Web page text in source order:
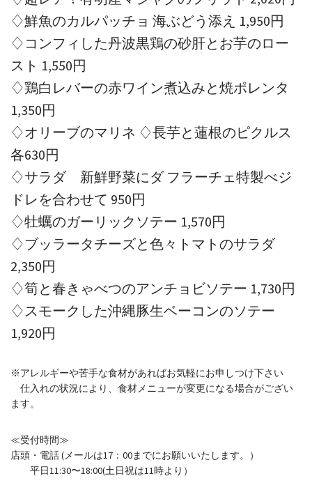
♢鮮魚のカルパッチョ 海ぶどう添え 1,950円
♢コンフィした丹波黒鶏の砂肝とお芋のロー
スト 1,550円
♢鶏白レバーの赤ワイン煮込みと焼ポレンタ
1,350円
♢オリーブのマリネ ♢長芋と蓮根のピクルス
各630円
♢サラダ 新鮮野菜にダ フラーチェ特製べジ
ドレを合わせて 950円
♢牡蠣のガーリックソテー 1,570円
♢ブッラータチーズと色々トマトのサラダ
2,350円
♢筍と春きゃべつのアンチョビソテー 1,730円
♢スモークした沖縄豚生ベーコンのソテー
1,920円
※アレルギーや苦手な食材があればお気軽にお申しつけ下さい
仕入れの状況により、食材メニューが変更になる場合がござい
ます。
≪受付時間≫
店頭・電話 (メールは17：00までにお願いいたします。）
平日11:30〜18:00(土日祝は11時より）